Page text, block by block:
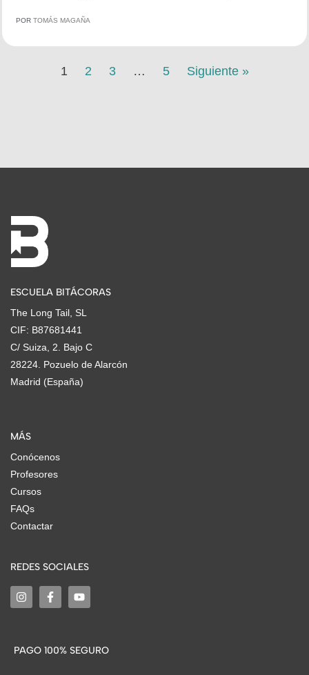
POR TOMÁS MAGAÑA
1 2 3 … 5 Siguiente »
ESCUELA BITÁCORAS
The Long Tail, SL
CIF: B87681441
C/ Suiza, 2. Bajo C
28224. Pozuelo de Alarcón
Madrid (España)
MÁS
Conócenos
Profesores
Cursos
FAQs
Contactar
REDES SOCIALES
PAGO 100% SEGURO